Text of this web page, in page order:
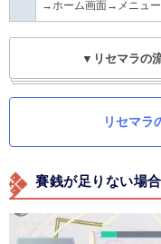
→ホーム画面→メニュ
▼リセマラの
リセマラ
賽銭が足りない場